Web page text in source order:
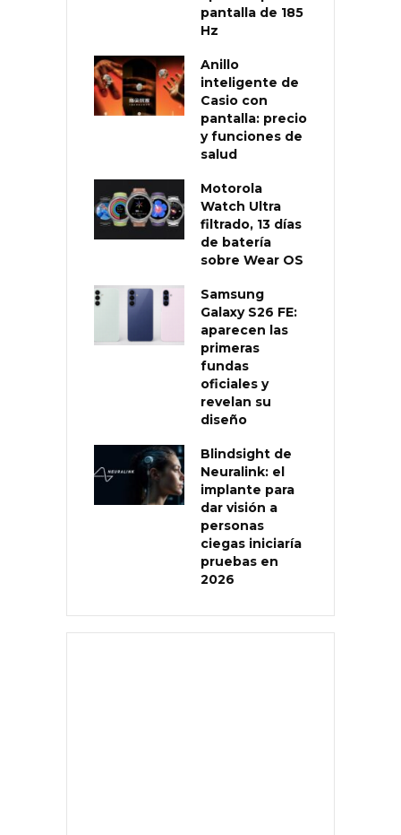
pantalla de 185
Hz
Anillo
inteligente de
Casio con
pantalla: precio
y funciones de
salud
Motorola
Watch Ultra
filtrado, 13 días
de batería
sobre Wear OS
Samsung
Galaxy S26 FE:
aparecen las
primeras
fundas
oficiales y
revelan su
diseño
Blindsight de
Neuralink: el
implante para
dar visión a
personas
ciegas iniciaría
pruebas en
2026